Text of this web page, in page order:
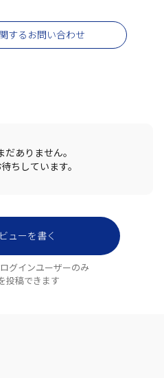
するお問い合わせ
だありません。
ちしています。
ューを書く
グインユーザーのみ
投稿できます